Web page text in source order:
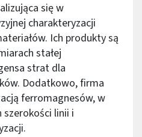
się w
charakteryzacji
Ich produkty są
stałej
strat dla
Dodatkowo, firma
ferromagnesów, w
linii i